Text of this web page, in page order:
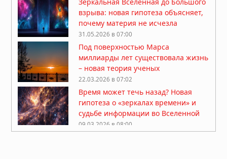
взрыва: новая гипотеза объясняет,
почему материя не исчезла
31.05.2026 в 07:00
Под поверхностью Марса
миллиарды лет существовала жизнь
– новая теория ученых
22.03.2026 в 07:02
Время может течь назад? Новая
гипотеза о «зеркалах времени» и
судьбе информации во Вселенной
09.03.2026 в 08:00